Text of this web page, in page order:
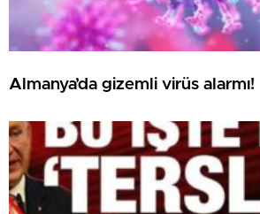
Almanya’da gizemli virüs alarmı!